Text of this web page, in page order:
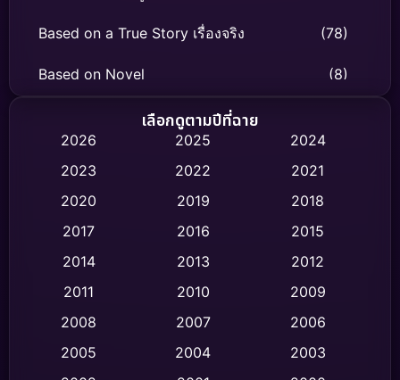
Based on a True Story เรื่องจริง (78)
Based on Novel (8)
Biography ชีวิตจริง
Classic หนังคลาสสิก (47)
Comedy ตลก (436)
Crime อาชญากรรม (513)
Cult Film
เลือกดูตามปีที่ฉาย
2026 2025
2024
2023
2022
2021
2020
2019
2018
2017
2016
2015
2014
2013
2012
2011
2010
2009
2008
2007
2006
2005
2004
2003